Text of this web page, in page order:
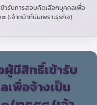
ารับการสอบคัดเลือกบุคคลเพื่อ
(เจ้าหน้าที่บ่มเพราะธุรกิจ)
ผู้มีสิทธิ์เข้ารับ
พื่อจ้างเป็น